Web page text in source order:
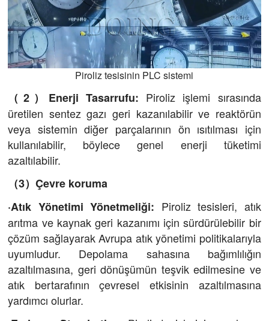
Piroliz tesisinin PLC sistemi
（2）Enerji Tasarrufu: Piroliz işlemi sırasında
üretilen sentez gazı geri kazanılabilir ve reaktörün
veya sistemin diğer parçalarının ön ısıtılması için
kullanılabilir, böylece genel enerji tüketimi
azaltılabilir.
（3）Çevre koruma
·Atık Yönetimi Yönetmeliği: Piroliz tesisleri, atık
arıtma ve kaynak geri kazanımı için sürdürülebilir bir
çözüm sağlayarak Avrupa atık yönetimi politikalarıyla
uyumludur. Depolama sahasına bağımlılığın
azaltılmasına, geri dönüşümün teşvik edilmesine ve
atık bertarafının çevresel etkisinin azaltılmasına
yardımcı olurlar.